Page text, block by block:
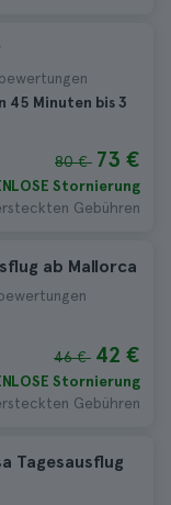
45 Minuten bis 3
80 € 73 €
Stornierung
Gebühren
ab Mallorca
46 € 42 €
Stornierung
Gebühren
Tagesausflug